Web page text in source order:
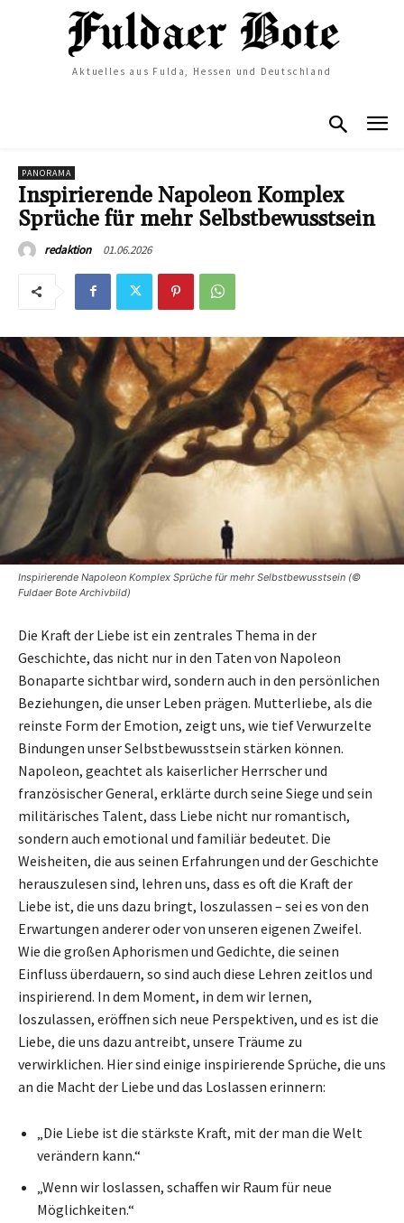
Aktuelles aus Fulda, Hessen und Deutschland
PANORAMA
Inspirierende Napoleon Komplex
Sprüche für mehr Selbstbewusstsein
redaktion 01.06.2026
Inspirierende Napoleon Komplex Sprüche für mehr Selbstbewusstsein (©
Fuldaer Bote Archivbild)
Die Kraft der Liebe ist ein zentrales Thema in der
Geschichte, das nicht nur in den Taten von Napoleon
Bonaparte sichtbar wird, sondern auch in den persönlichen
Beziehungen, die unser Leben prägen. Mutterliebe, als die
reinste Form der Emotion, zeigt uns, wie tief Verwurzelte
Bindungen unser Selbstbewusstsein stärken können.
Napoleon, geachtet als kaiserlicher Herrscher und
französischer General, erklärte durch seine Siege und sein
militärisches Talent, dass Liebe nicht nur romantisch,
sondern auch emotional und familiär bedeutet. Die
Weisheiten, die aus seinen Erfahrungen und der Geschichte
herauszulesen sind, lehren uns, dass es oft die Kraft der
Liebe ist, die uns dazu bringt, loszulassen – sei es von den
Erwartungen anderer oder von unseren eigenen Zweifel.
Wie die großen Aphorismen und Gedichte, die seinen
Einfluss überdauern, so sind auch diese Lehren zeitlos und
inspirierend. In dem Moment, in dem wir lernen,
loszulassen, eröffnen sich neue Perspektiven, und es ist die
Liebe, die uns dazu antreibt, unsere Träume zu
verwirklichen. Hier sind einige inspirierende Sprüche, die uns
an die Macht der Liebe und das Loslassen erinnern:
„Die Liebe ist die stärkste Kraft, mit der man die Welt
verändern kann.“
„Wenn wir loslassen, schaffen wir Raum für neue
Möglichkeiten.“